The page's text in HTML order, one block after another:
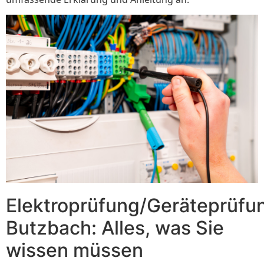
Elektroprüfung/
Butzbach: Alles, was Sie
wissen müssen